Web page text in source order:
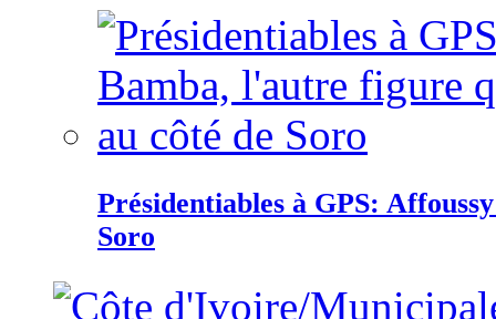
Présidentiables à GPS:
Soro